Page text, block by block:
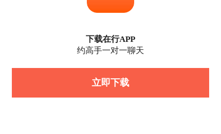
下载在行APP
约高手一对一聊天
立即下载